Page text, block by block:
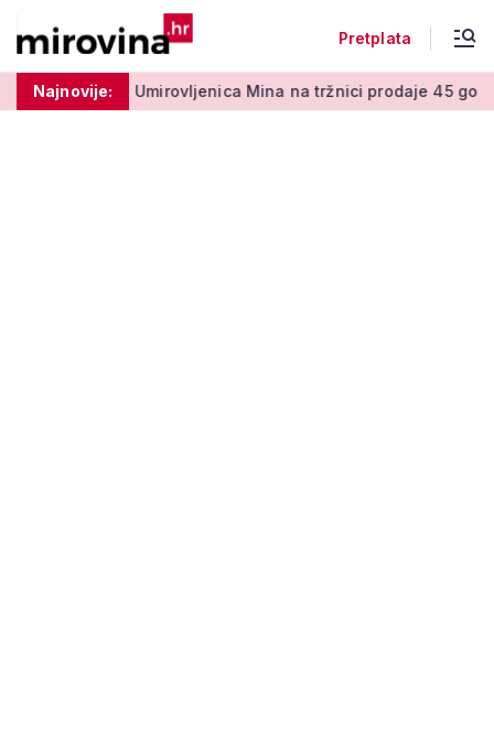
Pretplata
Najnovije:
centi Umirovljenica Mina na tržnici prodaje 45 godina: